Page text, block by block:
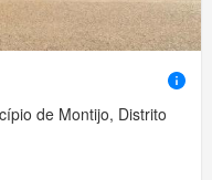
de Montijo, Distrito